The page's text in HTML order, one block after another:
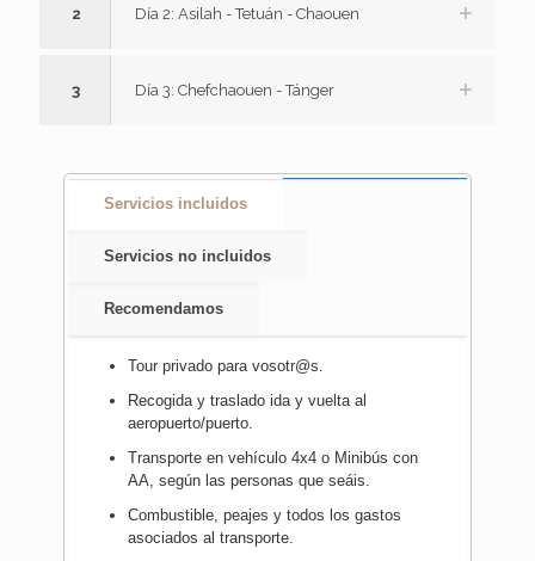
2 Día 2: Asilah - Tetuán - Chaouen
3 Día 3: Chefchaouen - Tánger
Servicios incluidos
Servicios no incluidos
Recomendamos
Tour privado para vosotr@s.
Recogida y traslado ida y vuelta al
aeropuerto/puerto.
Transporte en vehículo 4x4 o Minibús con
AA, según las personas que seáis.
Combustible, peajes y todos los gastos
asociados al transporte.